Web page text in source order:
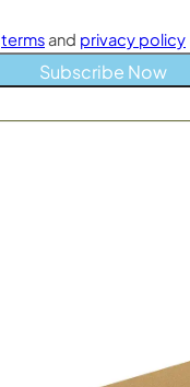
terms and privacy policy
Subscribe Now